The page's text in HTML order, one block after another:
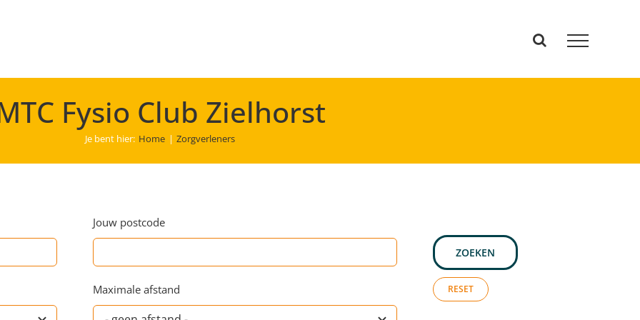
Fysio Club Zielhorst
Je bent hier: Home Zorgverleners
Jouw postcode
Maximale afstand
ZOEKEN
RESET